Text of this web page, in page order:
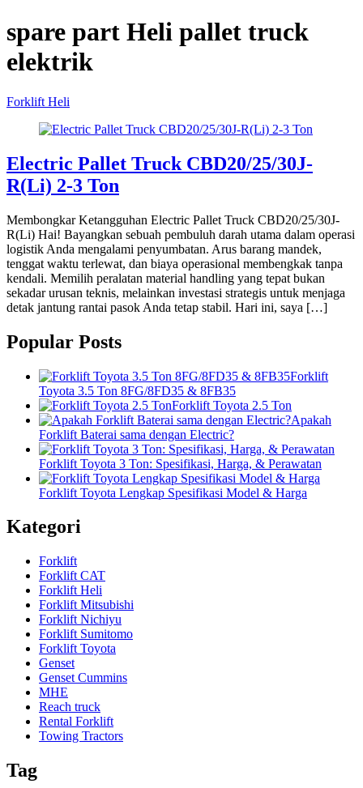
spare part Heli pallet truck
elektrik
Forklift Heli
Electric Pallet Truck CBD20/25/30J-
R(Li) 2-3 Ton
Membongkar Ketangguhan Electric Pallet Truck CBD20/25/30J-
R(Li) Hai! Bayangkan sebuah pembuluh darah utama dalam operasi
logistik Anda mengalami penyumbatan. Arus barang mandek,
tenggat waktu terlewat, dan biaya operasional membengkak tanpa
kendali. Memilih peralatan material handling yang tepat bukan
sekadar urusan teknis, melainkan investasi strategis untuk menjaga
detak jantung rantai pasok Anda tetap stabil. Hari ini, saya […]
Popular Posts
Forklift
Toyota 3.5 Ton 8FG/8FD35 & 8FB35
Forklift Toyota 2.5 Ton
Apakah
Forklift Baterai sama dengan Electric?
Forklift Toyota 3 Ton: Spesifikasi, Harga, & Perawatan
Forklift Toyota Lengkap Spesifikasi Model & Harga
Kategori
Forklift
Forklift CAT
Forklift Heli
Forklift Mitsubishi
Forklift Nichiyu
Forklift Sumitomo
Forklift Toyota
Genset
Genset Cummins
MHE
Reach truck
Rental Forklift
Towing Tractors
Tag